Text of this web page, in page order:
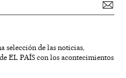
selección de las noticias,
EL PAÍS con los acontecimientos